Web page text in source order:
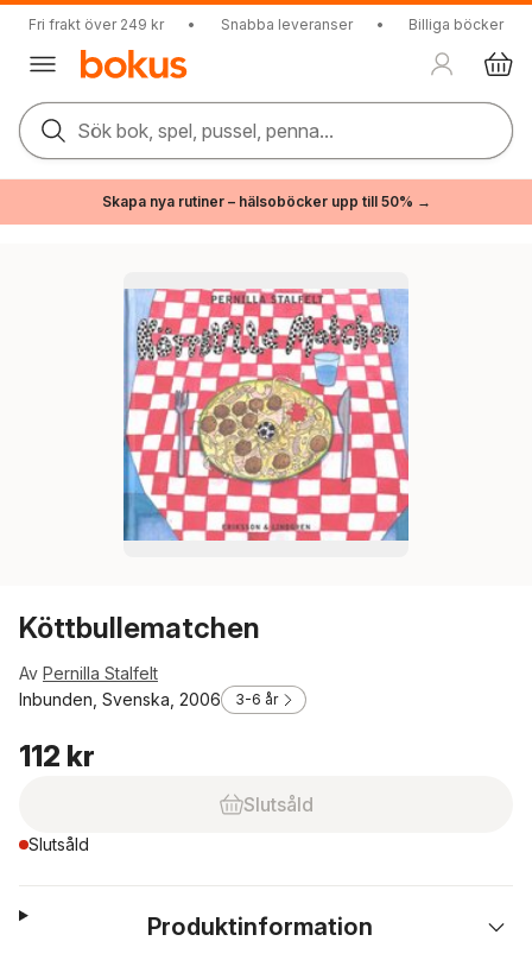
Fri frakt över 249 kr • Snabba leveranser • Billiga böcker
Sök bok, spel, pussel, penna...
Skapa nya rutiner – hälsoböcker upp till 50% →
Köttbullematchen
Av Pernilla Stalfelt
Inbunden, Svenska, 2006
3-6 år
112 kr
Slutsåld
Slutsåld
Produktinformation